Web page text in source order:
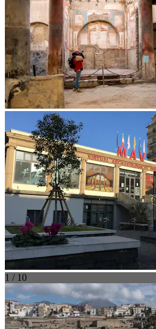
1 / 10